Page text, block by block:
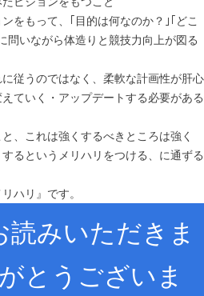
をもって、｢目的は何なのか？｣｢どこ
問いながら体造りと競技力向上が図る
従うのではなく、柔軟な計画性が肝心
ていく・アップデートする必要がある
、これは強くするべきところは強く
るというメリハリをつける、に通ずる
ハリ』です。
読みいただきま
とうございま